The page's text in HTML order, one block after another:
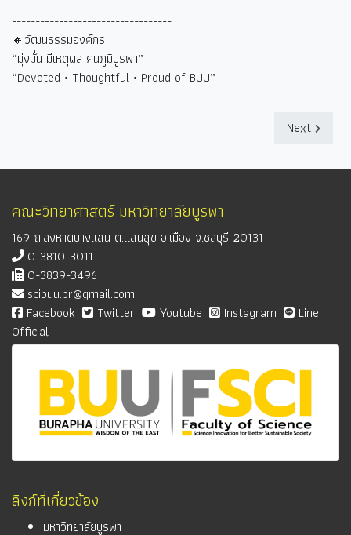
----------------------------------
🔸วัฒนธรรมองค์กร :
“มุ่งมั่น มีเหตุผล คนภูมิบูรพา”
“Devoted • Thoughtful • Proud of BUU”
Next
คณะวิทยาศาสตร์ มหาวิทยาลัยบูรพา
169 ถ.ลงหาดบางแสน ต.แสนสุข อ.เมือง จ.ชลบุรี 20131
0-3810-3011
0-3839-3496
scibuu.pr@gmail.com
Facebook
Twitter Youtube Instagram
Line
Official
ลิงก์ที่เกี่ยวข้อง
มหาวิทยาลัยบูรพา